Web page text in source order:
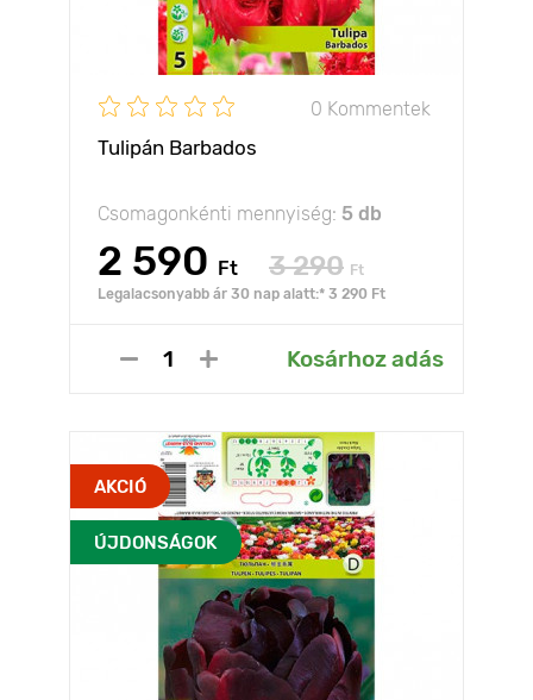
0 Kommentek
Tulipán Barbados
Csomagonkénti mennyiség: 5 db
2 590 Ft 3 290 Ft
Legalacsonyabb ár 30 nap alatt:* 3 290 Ft
Kosárhoz adás
AKCIÓ
ÚJDONSÁGOK